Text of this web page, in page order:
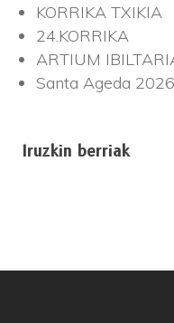
KORRIKA TXIKIA
24.KORRIKA
ARTIUM
Santa Ageda 2026
Iruzkin berriak